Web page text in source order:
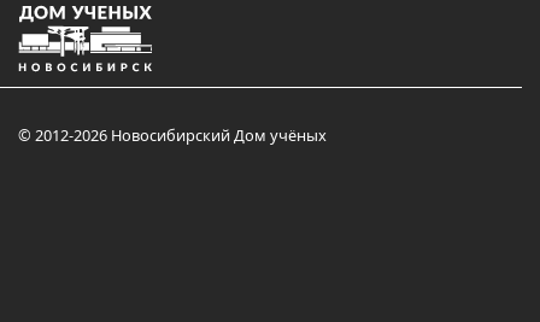
© 2012-2026 Новосибирский Дом учёных